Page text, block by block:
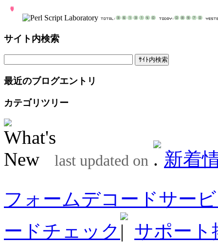
サイト内検索
最近のブログエントリ
カテゴリツリー
last updated on
新着
フォームデコードサー
ードチェック
サポート